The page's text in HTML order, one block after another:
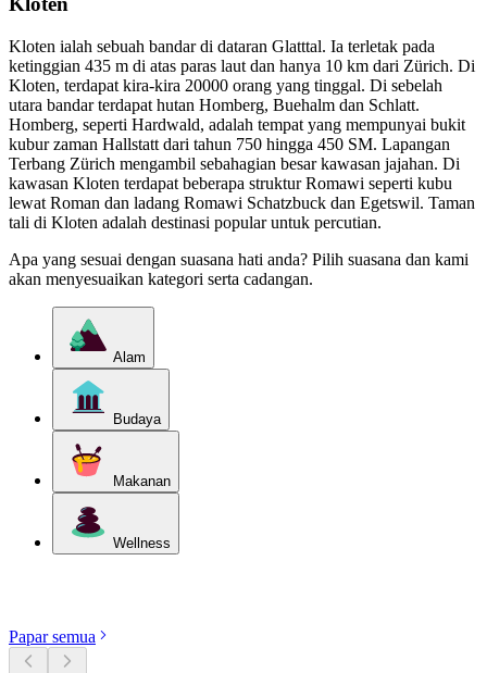
Kloten ialah sebuah bandar di dataran Glatttal. Ia terletak pada
ketinggian 435 m di atas paras laut dan hanya 10 km dari Zürich. Di
Kloten, terdapat kira-kira 20000 orang yang tinggal. Di sebelah
utara bandar terdapat hutan Homberg, Buehalm dan Schlatt.
Homberg, seperti Hardwald, adalah tempat yang mempunyai bukit
kubur zaman Hallstatt dari tahun 750 hingga 450 SM. Lapangan
Terbang Zürich mengambil sebahagian besar kawasan jajahan. Di
kawasan Kloten terdapat beberapa struktur Romawi seperti kubu
lewat Roman dan ladang Romawi Schatzbuck dan Egetswil. Taman
tali di Kloten adalah destinasi popular untuk percutian.
Apa yang sesuai dengan suasana hati anda? Pilih suasana dan kami
akan menyesuaikan kategori serta cadangan.
Alam
Budaya
Makanan
Wellness
Papar semua